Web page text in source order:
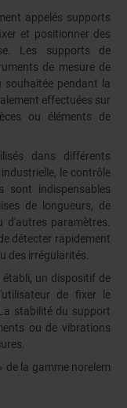
appelés supports
et positionner des
Les supports de
de mesure de
souhaitée pendant la
effectuées sur
ou éléments de
dans différents
le contrôle
sont indispensables
de longueurs, de
d'autres paramètres.
détecter rapidement
des irrégularités.
un dispositif de
de fixer le
stabilité du support
ou de vibrations
de la gamme norelem